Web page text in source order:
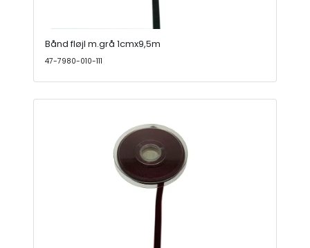
Bånd fløjl m.grå 1cmx9,5m
47-7980-010-111